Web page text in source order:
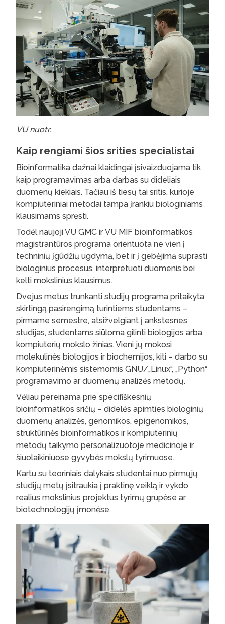
VU nuotr.
Kaip rengiami šios srities specialistai
Bioinformatika dažnai klaidingai įsivaizduojama tik
kaip programavimas arba darbas su dideliais
duomenų kiekiais. Tačiau iš tiesų tai sritis, kurioje
kompiuteriniai metodai tampa įrankiu biologiniams
klausimams spręsti.
Todėl naujoji VU GMC ir VU MIF bioinformatikos
magistrantūros programa orientuota ne vien į
techninių įgūdžių ugdymą, bet ir į gebėjimą suprasti
biologinius procesus, interpretuoti duomenis bei
kelti mokslinius klausimus.
Dvejus metus trunkanti studijų programa pritaikyta
skirtingą pasirengimą turintiems studentams –
pirmame semestre, atsižvelgiant į ankstesnes
studijas, studentams siūloma gilinti biologijos arba
kompiuterių mokslo žinias. Vieni jų mokosi
molekulinės biologijos ir biochemijos, kiti – darbo su
kompiuterinėmis sistemomis GNU/„Linux“, „Python“
programavimo ar duomenų analizės metodų.
Vėliau pereinama prie specifiškesnių
bioinformatikos sričių – didelės apimties biologinių
duomenų analizės, genomikos, epigenomikos,
struktūrinės bioinformatikos ir kompiuterinių
metodų taikymo personalizuotoje medicinoje ir
šiuolaikiniuose gyvybės mokslų tyrimuose.
Kartu su teoriniais dalykais studentai nuo pirmųjų
studijų metų įsitraukia į praktinę veiklą ir vykdo
realius mokslinius projektus tyrimų grupėse ar
biotechnologijų įmonėse.